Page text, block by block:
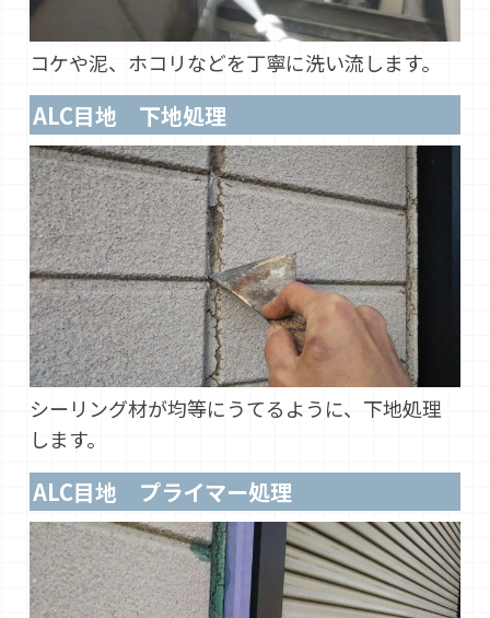
コケや泥、ホコリなどを丁寧に洗い流します。
ALC目地 下地処理
シーリング材が均等にうてるように、下地処理
します。
ALC目地 プライマー処理